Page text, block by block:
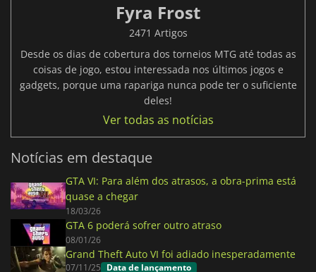
Fyra Frost
2471 Artigos
Desde os dias de cobertura dos torneios MTG até todas as
coisas de jogo, estou interessada nos últimos jogos e
gadgets, porque uma rapariga nunca pode ter o suficiente
deles!
Ver todas as notícias
Notícias em destaque
GTA VI: Para além dos atrasos, a obra-prima está
quase a chegar
18/03/26
GTA 6 poderá sofrer outro atraso
08/01/26
Grand Theft Auto VI foi adiado inesperadamente
07/11/25 Data de lançamento